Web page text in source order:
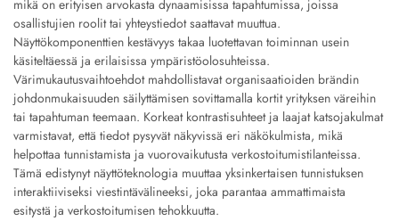
mikä on erityisen arvokasta dynaamisissa tapahtumissa, joissa
osallistujien roolit tai yhteystiedot saattavat muuttua.
Näyttökomponenttien kestävyys takaa luotettavan toiminnan usein
käsiteltäessä ja erilaisissa ympäristöolosuhteissa.
Värimukautusvaihtoehdot mahdollistavat organisaatioiden brändin
johdonmukaisuuden säilyttämisen sovittamalla kortit yrityksen väreihin
tai tapahtuman teemaan. Korkeat kontrastisuhteet ja laajat katsojakulmat
varmistavat, että tiedot pysyvät näkyvissä eri näkökulmista, mikä
helpottaa tunnistamista ja vuorovaikutusta verkostoitumistilanteissa.
Tämä edistynyt näyttöteknologia muuttaa yksinkertaisen tunnistuksen
interaktiiviseksi viestintävälineeksi, joka parantaa ammattimaista
esitystä ja verkostoitumisen tehokkuutta.